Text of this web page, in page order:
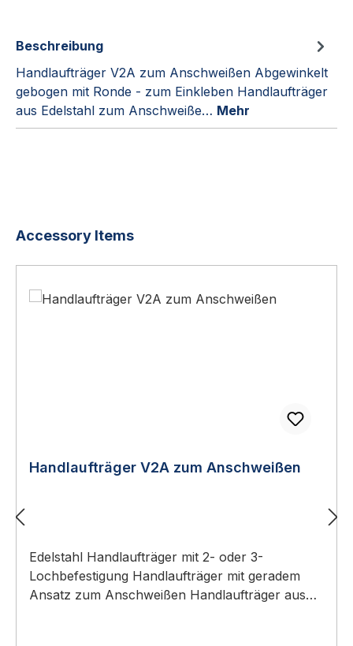
Beschreibung
Handlaufträger V2A zum Anschweißen Abgewinkelt
gebogen mit Ronde - zum Einkleben Handlaufträger
aus Edelstahl zum Anschweiße… Mehr
Produktgalerie überspringen
Accessory Items
Handlaufträger V2A zum Anschweißen
Edelstahl Handlaufträger mit 2- oder 3-
Lochbefestigung Handlaufträger mit geradem
Ansatz zum Anschweißen Handlaufträger aus